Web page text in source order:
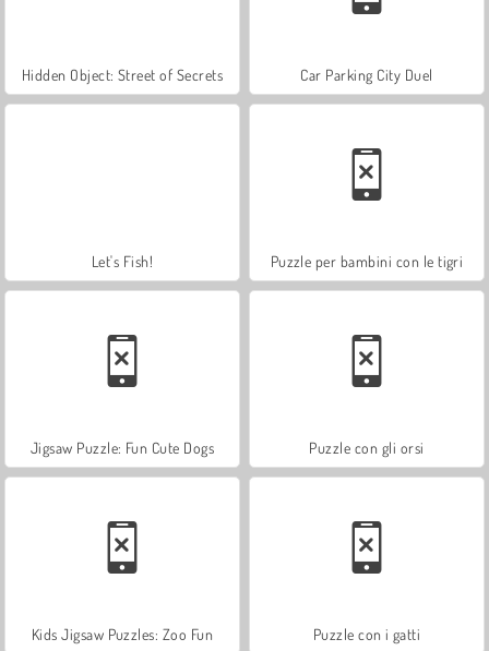
Hidden Object: Street of Secrets Car Parking City Duel
Let's Fish! Puzzle per bambini con le tigri
Jigsaw Puzzle: Fun Cute Dogs Puzzle con gli orsi
Kids Jigsaw Puzzles: Zoo Fun Puzzle con i gatti